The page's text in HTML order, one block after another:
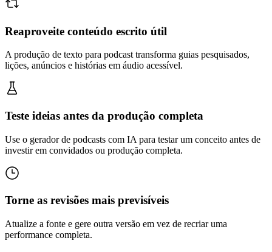
Reaproveite conteúdo escrito útil
A produção de texto para podcast transforma guias pesquisados,
lições, anúncios e histórias em áudio acessível.
Teste ideias antes da produção completa
Use o gerador de podcasts com IA para testar um conceito antes de
investir em convidados ou produção completa.
Torne as revisões mais previsíveis
Atualize a fonte e gere outra versão em vez de recriar uma
performance completa.